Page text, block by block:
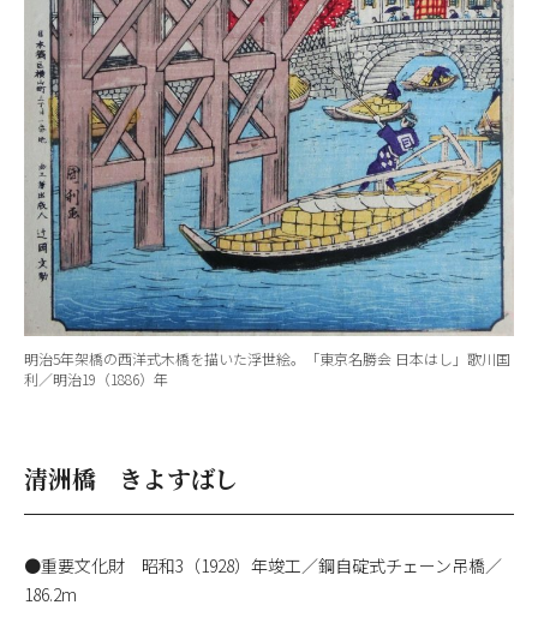
明治5年架橋の西洋式木橋を描いた浮世絵。「東京名勝会 日本はし」歌川国
利／明治19（1886）年
清洲橋 きよすばし
●重要文化財 昭和3（1928）年竣工／鋼自碇式チェーン吊橋／
186.2m